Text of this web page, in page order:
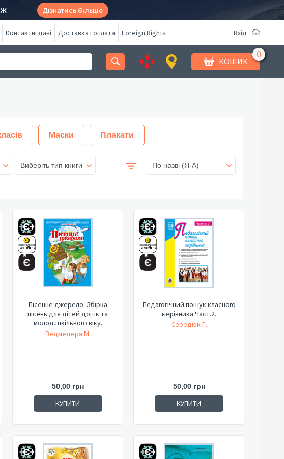
Дізнатись більше
Контактні дані Доставка і оплата Foreign Rights Вхід
КОШИК
Маски Плакати
Виберіть тип книги По назві (Я-А)
Пісенне джерело. Збірка
пісень для дітей дошк.та
молод.шкільного віку.
Ведмедеря М.
50,00 грн
КУПИТИ
Педагогічний пошук класного
керівника.Част.2.
Середюк Г.
50,00 грн
КУПИТИ